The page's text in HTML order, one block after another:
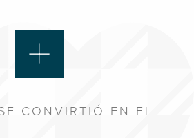
CONVIRTIÓ EN EL